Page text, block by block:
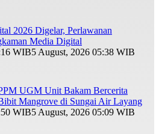
2026 Digelar, Perlawanan
Media Digital
WIB5 August, 2026 05:38 WIB
UGM Unit Bakam Bercerita
Mangrove di Sungai Air Layang
WIB5 August, 2026 05:09 WIB